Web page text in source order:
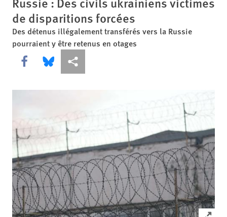
de disparitions forcées
Des détenus illégalement transférés vers la Russie
pourraient y être retenus en otages
Share this via Facebook
Share this via Bluesky
Share this via Partagez
Click to